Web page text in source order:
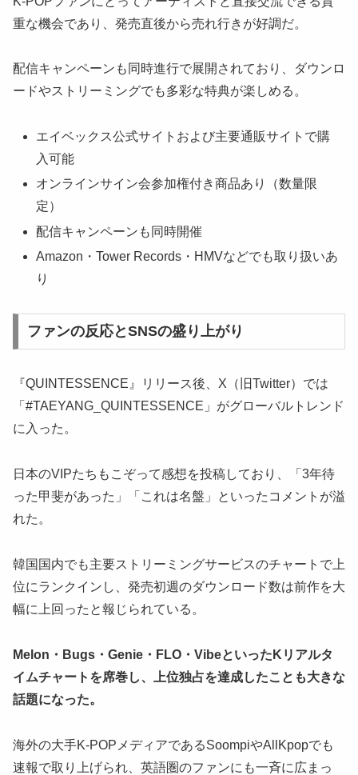
重な機会であり、発売直後から売れ行きが好調だ。
配信キャンペーンも同時進行で展開されており、ダウンロ
ードやストリーミングでも多彩な特典が楽しめる。
エイベックス公式サイトおよび主要通販サイトで購
入可能
オンラインサイン会参加権付き商品あり（数量限
定）
配信キャンペーンも同時開催
Amazon・Tower Records・HMVなどでも取り扱いあ
り
ファンの反応とSNSの盛り上がり
『QUINTESSENCE』リリース後、X（旧Twitter）では
「#TAEYANG_QUINTESSENCE」がグローバルトレンド
に入った。
日本のVIPたちもこぞって感想を投稿しており、「3年待
った甲斐があった」「これは名盤」といったコメントが溢
れた。
韓国国内でも主要ストリーミングサービスのチャートで上
位にランクインし、発売初週のダウンロード数は前作を大
幅に上回ったと報じられている。
Melon・Bugs・Genie・FLO・VibeといったKリアルタ
イムチャートを席巻し、上位独占を達成したことも大きな
話題になった。
海外の大手K-POPメディアであるSoompiやAllKpopでも
速報で取り上げられ、英語圏のファンにも一斉に広まっ